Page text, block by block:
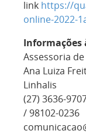
link https://
online-2022-
Informações
Assessoria
Ana Luiza
Linhalis
(27) 3636-
/ 98102-0236